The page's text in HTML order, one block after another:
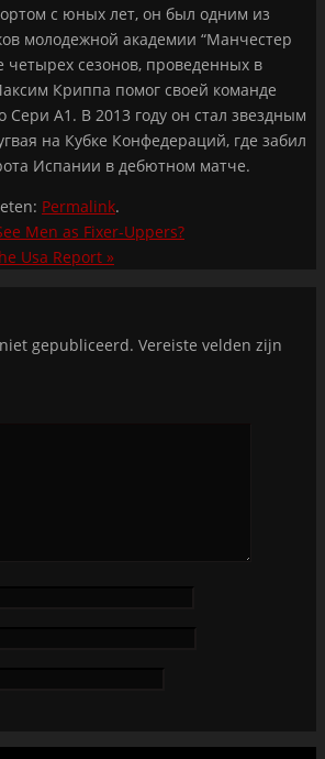
с юных лет, он был одним из
молодежной академии “Манчестер
сезонов, проведенных в
Криппа помог своей команде
Сери А1. В 2013 году он стал звездным
на Кубке Конфедераций, где забил
Испании в дебютном матче.
Permalink.
Men as Fixer-Uppers?
Usa Report »
gepubliceerd. Vereiste velden zijn